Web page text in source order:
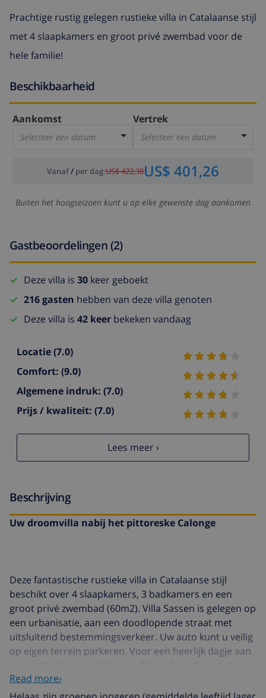
Prachtige rustig gelegen rustieke villa in Catalaanse stijl
met 4 slaapkamers en groot privé zwembad voor de
hele familie!
Beschikbaarheid
Aankomst
Selecteer een datum
Vertrek
Selecteer een datum
Vanaf/ per dag:US$ 422,38US$ 401,26
Buiten het hoogseizoen kunt u op elke gewenste dag aankomen
Gastbeoordelingen (2)
Deze villa is 30 keer geboekt
216 gasten hebben van deze villa genoten
Deze villa is 42 keer bekeken vandaag
Locatie(7.0)
Comfort: (9.0)
Algemene indruk: (7.0)
Prijs / kwaliteit: (7.0)
Lees meer ›
Beschrijving
Uw droomvilla nabij het pittoreske Calonge
Deze fantastische rustieke villa in Catalaanse stijl
beschikt over 4 slaapkamers, 3 badkamers en een
groot privé zwembad (60m2). Villa Sassen is gelegen op
een urbanisatie, aan een doodlopende straat met
uitsluitend bestemmingsverkeer. Uw auto kunt u veilig
op eigen terrein parkeren. Voor een heerlijk dagje aan
de Cologne al op slechts 6000 meter van de villa. Door
haar ideale ligging in een rustige omgeving en heerlijke
Read more›